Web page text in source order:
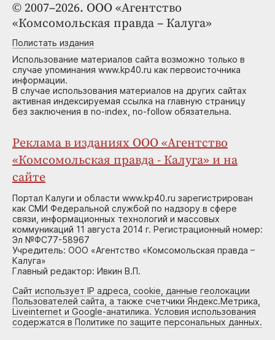
© 2007–2026. ООО «Агентство
«Комсомольская правда – Калуга»
Полистать издания
Использование материалов сайта возможно только в
случае упоминания www.kp40.ru как первоисточника
информации.
В случае использования материалов на других сайтах
активная индексируемая ссылка на главную страницу
без заключения в no-index, no-follow обязательна.
Реклама в изданиях ООО «Агентство
«Комсомольская правда - Калуга» и на
сайте
Портал Калуги и области www.kp40.ru зарегистрирован
как СМИ Федеральной службой по надзору в сфере
связи, информационных технологий и массовых
коммуникаций 11 августа 2014 г. Регистрационный номер:
Эл №ФС77-58967
Учредитель: ООО «Агентство «Комсомольская правда –
Калуга»
Главный редактор: Ивкин В.П.
Сайт использует IP адреса, cookie, данные геолокации
Пользователей сайта, а также счетчики Яндекс.Метрика,
Liveinternet и Google-анатилика. Условия использования
содержатся в Политике по защите персональных данных.